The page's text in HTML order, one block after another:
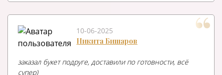
10-06-2025
Никита Бишаров
заказал букет подруге, доставили по готовности, всё
супер)